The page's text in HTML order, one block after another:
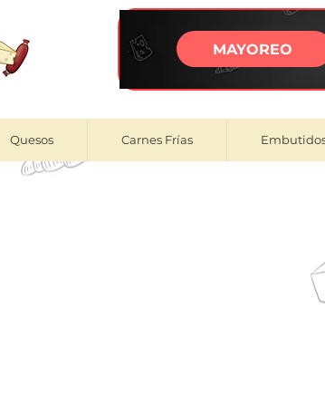
MAYOREO
Quesos Carnes Frías
Antes de realizar tu compra verifica si tu